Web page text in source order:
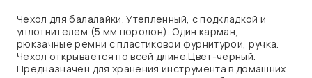
Чехол для балалайки. Утепленный, с подкладкой и
уплотнителем (5 мм поролон). Один карман,
рюкзачные ремни с пластиковой фурнитурой, ручка.
Чехол открывается по всей длине.Цвет-черный.
Предназначен для хранения инструмента в домашних